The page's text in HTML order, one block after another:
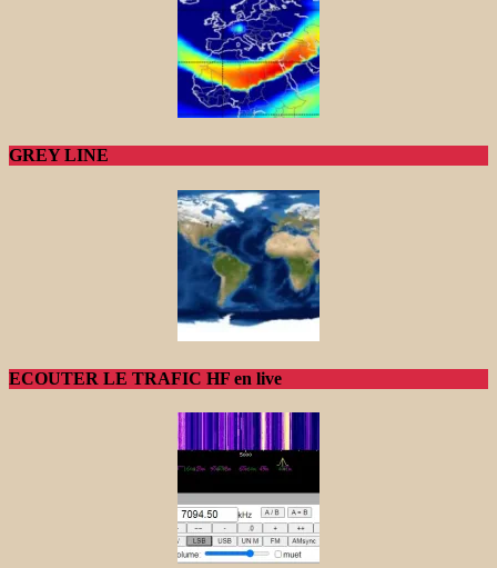
GREY LINE
ECOUTER LE TRAFIC HF en live